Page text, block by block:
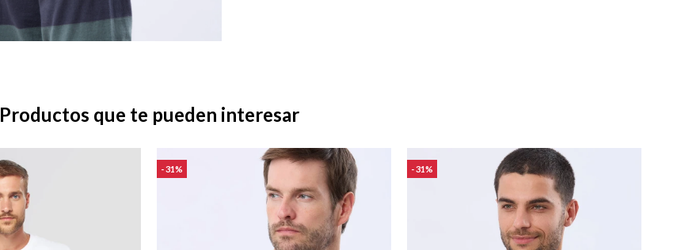
Productos que te pueden interesar
31 31